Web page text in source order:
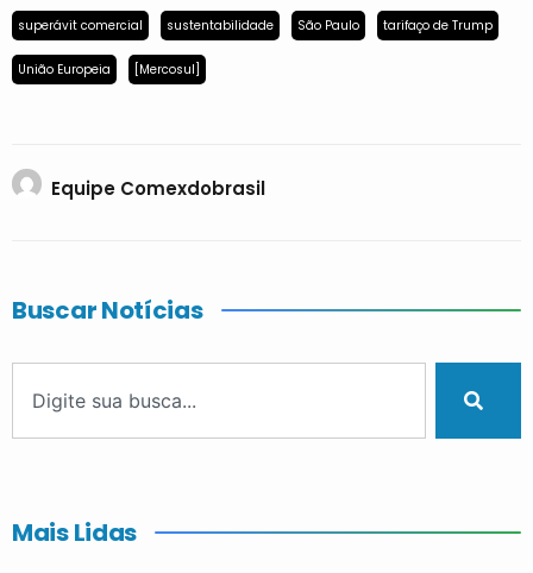
superávit comercial sustentabilidade São Paulo tarifaço de Trump
União Europeia [Mercosul]
Equipe Comexdobrasil
Buscar Notícias
Mais Lidas